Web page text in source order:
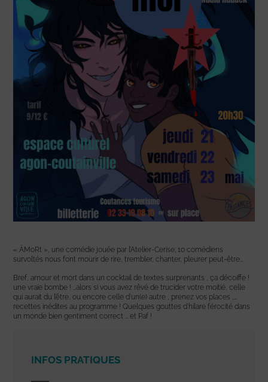
« ÀMoRt », une comédie jouée par l’Atelier-Cerise; 10 comédiens
survoltés nous font mourir de rire, trembler, chanter, pleurer peut-être…
Bref, amour et mort dans un cocktail de textes surprenants , ça décoiffe !
une vraie bombe ! …alors si vous avez rêvé de trucider votre moitié, celle
qui aurait du l’être, ou encore celle d’un(e) autre , prenez vos places ,…
recettes inédites au programme ! Quelques gouttes d’hilare férocité dans
un monde bien gentiment correct … et Paf !
INFOS PRATIQUES